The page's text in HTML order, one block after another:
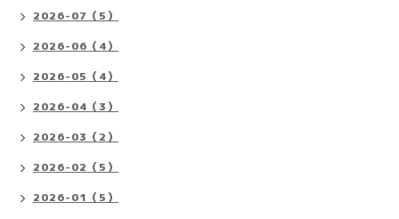
2026-07（5）
2026-06（4）
2026-05（4）
2026-04（3）
2026-03（2）
2026-02（5）
2026-01（5）